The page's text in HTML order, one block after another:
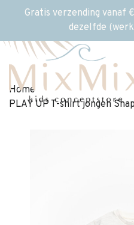
Gratis verzending vanaf
dezelfde
Home
PLAY UP T-shirt jongen